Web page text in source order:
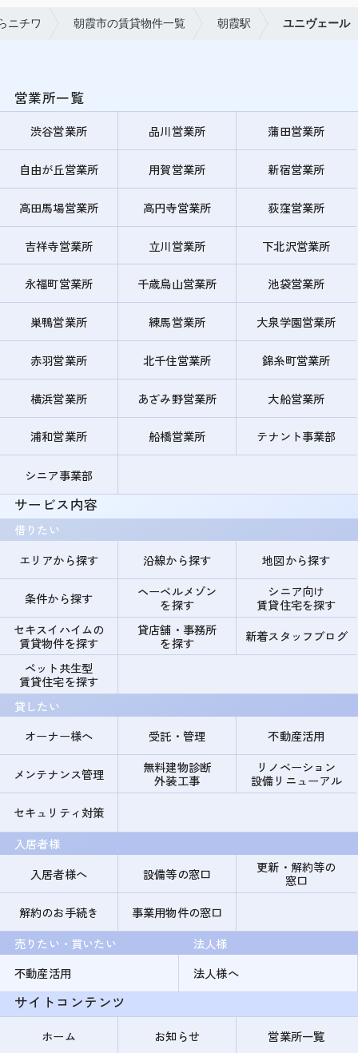
ニチワ 朝霞市の賃貸物件一覧 朝霞駅 ユニヴェール
営業所一覧
渋谷営業所 品川営業所 蒲田営業所
自由が丘営業所 用賀営業所 新宿営業所
高田馬場営業所 高円寺営業所 荻窪営業所
吉祥寺営業所 立川営業所 下北沢営業所
永福町営業所 千歳烏山営業所 池袋営業所
巣鴨営業所 練馬営業所 大泉学園営業所
赤羽営業所 北千住営業所 錦糸町営業所
横浜営業所 あざみ野営業所 大船営業所
浦和営業所 船橋営業所 テナント事業部
シニア事業部
サービス内容
借りたい
エリアから探す
沿線から探す 地図から探す
条件から探す
ヘーベルメゾン
を探す
シニア向け
賃貸住宅を探す
セキスイハイムの
賃貸物件を探す
貸店舗・事務所
を探す
新着スタッフブログ
ペット共生型
賃貸住宅を探す
貸したい
オーナー様へ
受託・管理 不動産活用
メンテナンス管理
無料建物診断
外装工事
リノベーション
設備リニューアル
セキュリティ対策
入居者様
入居者様へ
設備等の窓口
更新・解約等の
窓口
解約のお手続き
事業用物件の窓口
売りたい・買いたい
不動産活用
法人様
法人様へ
サイトコンテンツ
ホーム お知らせ 営業所一覧